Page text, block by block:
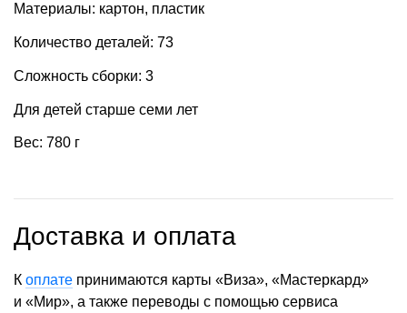
Материалы: картон, пластик
Количество деталей: 73
Сложность сборки: 3
Для детей старше семи лет
Вес: 780 г
Доставка и оплата
К оплате принимаются карты «Виза», «Мастеркард»
и «Мир», а также переводы с помощью сервиса